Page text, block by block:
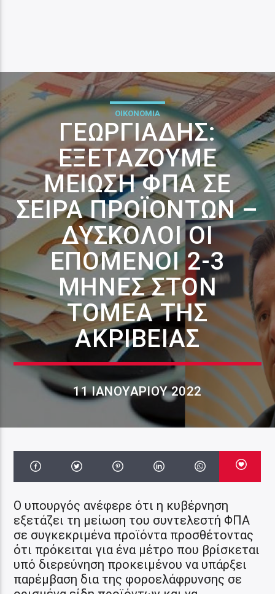
ΟΙΚΟΝΟΜΙΑ
ΓΕΩΡΓΙΆΔΗΣ:
ΕΞΕΤΆΖΟΥΜΕ
ΜΕΊΩΣΗ ΦΠΑ ΣΕ
ΣΕΙΡΆ ΠΡΟΪΌΝΤΩΝ –
ΔΎΣΚΟΛΟΙ ΟΙ
ΕΠΌΜΕΝΟΙ 2-3
ΜΉΝΕΣ ΣΤΟΝ
ΤΟΜΈΑ ΤΗΣ
ΑΚΡΊΒΕΙΑΣ
11 ΙΑΝΟΥΑΡΊΟΥ 2022
Ο υπουργός ανέφερε ότι η κυβέρνηση
εξετάζει τη μείωση του συντελεστή ΦΠΑ
σε συγκεκριμένα προϊόντα προσθέτοντας
ότι πρόκειται για ένα μέτρο που βρίσκεται
υπό διερεύνηση προκειμένου να υπάρξει
παρέμβαση δια της φοροελάφρυνσης σε